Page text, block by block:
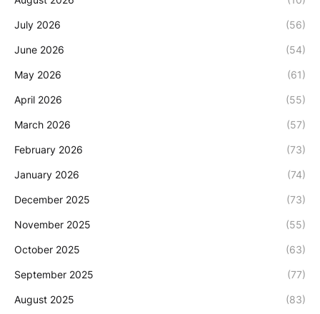
July 2026 (56)
June 2026 (54)
May 2026 (61)
April 2026 (55)
March 2026 (57)
February 2026 (73)
January 2026 (74)
December 2025 (73)
November 2025 (55)
October 2025 (63)
September 2025 (77)
August 2025 (83)